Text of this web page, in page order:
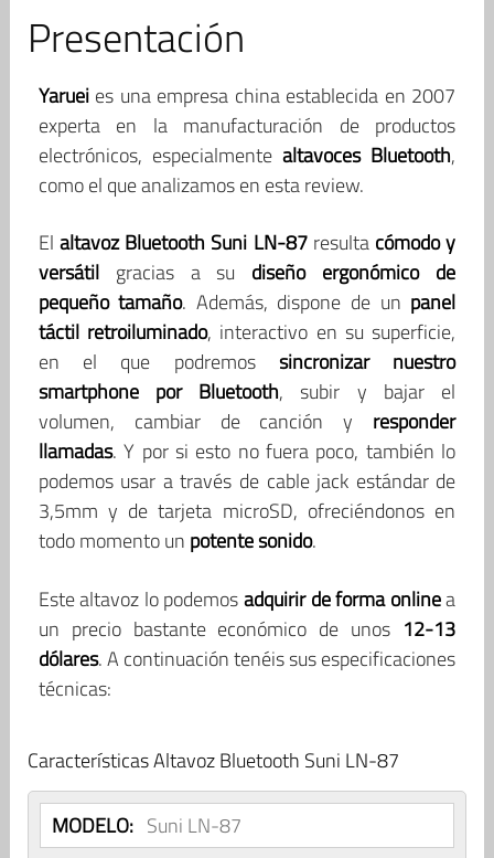
Presentación
Yarueies una empresa china establecida en 2007
experta en la manufacturación de productos
electrónicos, especialmentealtavoces Bluetooth,
como el que analizamos en esta review.
Elaltavoz Bluetooth Suni LN-87resulta cómodo y
versátilgracias a su diseño ergonómico de
pequeño tamaño. Además, dispone de un panel
táctil retroiluminado, interactivo en su superficie,
en el que podremos sincronizar nuestro
smartphone por Bluetooth, subir y bajar el
volumen, cambiar de canción y responder
llamadas. Y por si esto no fuera poco, también lo
podemos usar a través de cable jack estándar de
3,5mm y de tarjeta microSD, ofreciéndonos en
todo momento un potente sonido.
Este altavoz lo podemosadquirir de forma onlinea
un precio bastante económico de unos 12-13
dólares. A continuación tenéis sus especificaciones
técnicas:
Características Altavoz Bluetooth Suni LN-87
MODELO: Suni LN-87